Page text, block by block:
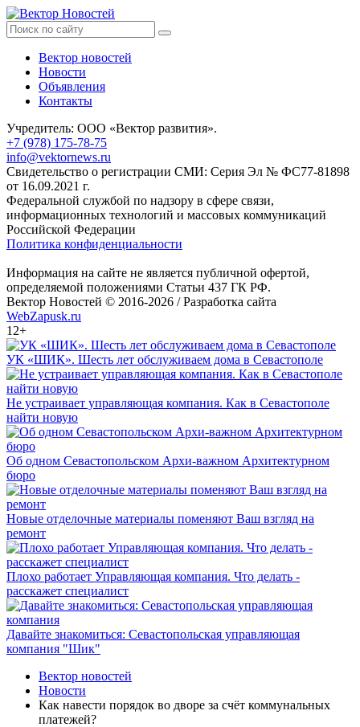
Вектор новостей
Новости
Объявления
Контакты
Учредитель: ООО «Вектор развития».
+7 (978) 175-78-75
info@vektornews.ru
Свидетельство о регистрации СМИ: Серия Эл № ФС77-81898
от 16.09.2021 г.
Федеральной службой по надзору в сфере связи,
информационных технологий и массовых коммуникаций
Российской Федерации
Политика конфиденциальности
Информация на сайте не является публичной офертой,
определяемой положениями Статьи 437 ГК РФ.
Вектор Новостей © 2016-2026 /Разработка сайта
WebZapusk.ru
12+
УК «ШИК». Шесть лет обслуживаем дома в Севастополе
Не устраивает управляющая компания. Как в Севастополе
найти новую
Об одном Севастопольском Архи-важном Архитектурном
бюро
Новые отделочные материалы поменяют Ваш взгляд на
ремонт
Плохо работает Управляющая компания. Что делать -
расскажет специалист
Давайте знакомиться: Севастопольская управляющая
компания "Шик"
Вектор новостей
Новости
Как навести порядок во дворе за счёт коммунальных
платежей?